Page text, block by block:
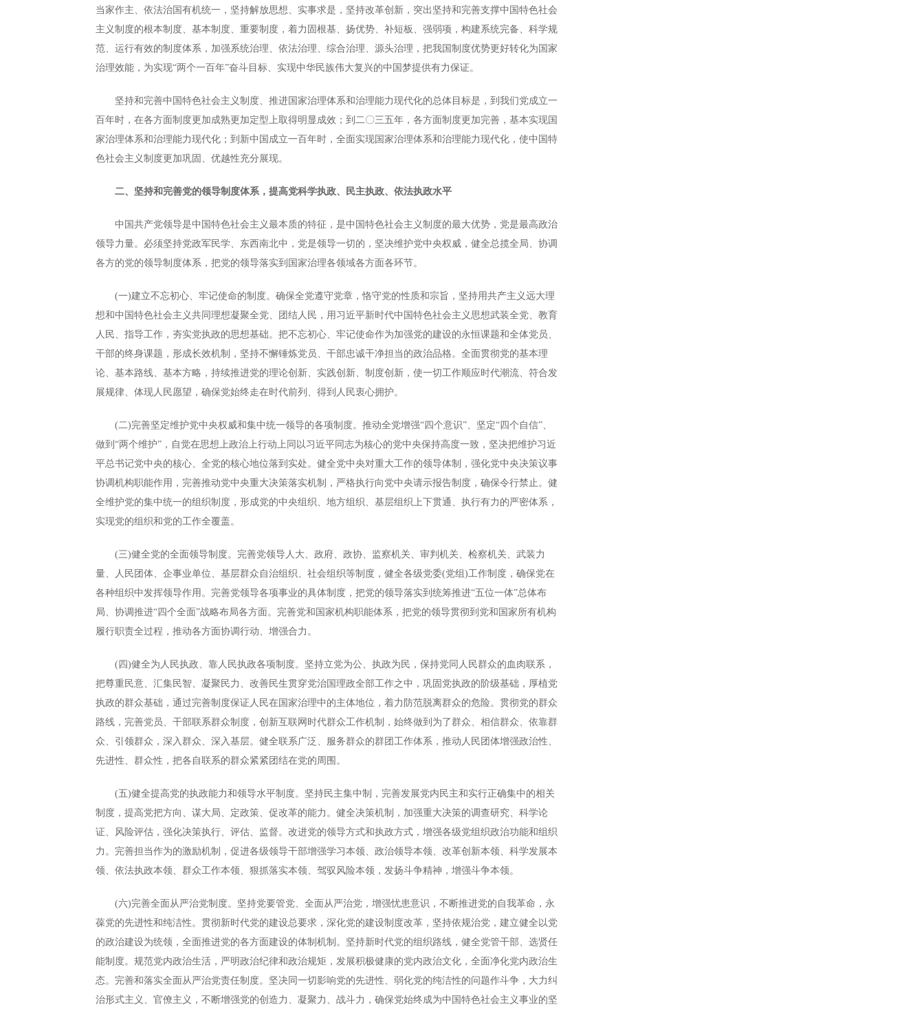
当家作主、依法治国有机统一，坚持解放思想、实事求是，坚持改革创新，突出坚持和完善支撑中国特色社会
主义制度的根本制度、基本制度、重要制度，着力固根基、扬优势、补短板、强弱项，构建系统完备、科学规
范、运行有效的制度体系，加强系统治理、依法治理、综合治理、源头治理，把我国制度优势更好转化为国家
治理效能，为实现“两个一百年”奋斗目标、实现中华民族伟大复兴的中国梦提供有力保证。
坚持和完善中国特色社会主义制度、推进国家治理体系和治理能力现代化的总体目标是，到我们党成立一
百年时，在各方面制度更加成熟更加定型上取得明显成效；到二〇三五年，各方面制度更加完善，基本实现国
家治理体系和治理能力现代化；到新中国成立一百年时，全面实现国家治理体系和治理能力现代化，使中国特
色社会主义制度更加巩固、优越性充分展现。
二、坚持和完善党的领导制度体系，提高党科学执政、民主执政、依法执政水平
中国共产党领导是中国特色社会主义最本质的特征，是中国特色社会主义制度的最大优势，党是最高政治
领导力量。必须坚持党政军民学、东西南北中，党是领导一切的，坚决维护党中央权威，健全总揽全局、协调
各方的党的领导制度体系，把党的领导落实到国家治理各领域各方面各环节。
(一)建立不忘初心、牢记使命的制度。确保全党遵守党章，恪守党的性质和宗旨，坚持用共产主义远大理
想和中国特色社会主义共同理想凝聚全党、团结人民，用习近平新时代中国特色社会主义思想武装全党、教育
人民、指导工作，夯实党执政的思想基础。把不忘初心、牢记使命作为加强党的建设的永恒课题和全体党员、
干部的终身课题，形成长效机制，坚持不懈锤炼党员、干部忠诚干净担当的政治品格。全面贯彻党的基本理
论、基本路线、基本方略，持续推进党的理论创新、实践创新、制度创新，使一切工作顺应时代潮流、符合发
展规律、体现人民愿望，确保党始终走在时代前列、得到人民衷心拥护。
(二)完善坚定维护党中央权威和集中统一领导的各项制度。推动全党增强“四个意识”、坚定“四个自信”、
做到“两个维护”，自觉在思想上政治上行动上同以习近平同志为核心的党中央保持高度一致，坚决把维护习近
平总书记党中央的核心、全党的核心地位落到实处。健全党中央对重大工作的领导体制，强化党中央决策议事
协调机构职能作用，完善推动党中央重大决策落实机制，严格执行向党中央请示报告制度，确保令行禁止。健
全维护党的集中统一的组织制度，形成党的中央组织、地方组织、基层组织上下贯通、执行有力的严密体系，
实现党的组织和党的工作全覆盖。
(三)健全党的全面领导制度。完善党领导人大、政府、政协、监察机关、审判机关、检察机关、武装力
量、人民团体、企事业单位、基层群众自治组织、社会组织等制度，健全各级党委(党组)工作制度，确保党在
各种组织中发挥领导作用。完善党领导各项事业的具体制度，把党的领导落实到统筹推进“五位一体”总体布
局、协调推进“四个全面”战略布局各方面。完善党和国家机构职能体系，把党的领导贯彻到党和国家所有机构
履行职责全过程，推动各方面协调行动、增强合力。
(四)健全为人民执政、靠人民执政各项制度。坚持立党为公、执政为民，保持党同人民群众的血肉联系，
把尊重民意、汇集民智、凝聚民力、改善民生贯穿党治国理政全部工作之中，巩固党执政的阶级基础，厚植党
执政的群众基础，通过完善制度保证人民在国家治理中的主体地位，着力防范脱离群众的危险。贯彻党的群众
路线，完善党员、干部联系群众制度，创新互联网时代群众工作机制，始终做到为了群众、相信群众、依靠群
众、引领群众，深入群众、深入基层。健全联系广泛、服务群众的群团工作体系，推动人民团体增强政治性、
先进性、群众性，把各自联系的群众紧紧团结在党的周围。
(五)健全提高党的执政能力和领导水平制度。坚持民主集中制，完善发展党内民主和实行正确集中的相关
制度，提高党把方向、谋大局、定政策、促改革的能力。健全决策机制，加强重大决策的调查研究、科学论
证、风险评估，强化决策执行、评估、监督。改进党的领导方式和执政方式，增强各级党组织政治功能和组织
力。完善担当作为的激励机制，促进各级领导干部增强学习本领、政治领导本领、改革创新本领、科学发展本
领、依法执政本领、群众工作本领、狠抓落实本领、驾驭风险本领，发扬斗争精神，增强斗争本领。
(六)完善全面从严治党制度。坚持党要管党、全面从严治党，增强忧患意识，不断推进党的自我革命，永
葆党的先进性和纯洁性。贯彻新时代党的建设总要求，深化党的建设制度改革，坚持依规治党，建立健全以党
的政治建设为统领，全面推进党的各方面建设的体制机制。坚持新时代党的组织路线，健全党管干部、选贤任
能制度。规范党内政治生活，严明政治纪律和政治规矩，发展积极健康的党内政治文化，全面净化党内政治生
态。完善和落实全面从严治党责任制度。坚决同一切影响党的先进性、弱化党的纯洁性的问题作斗争，大力纠
治形式主义、官僚主义，不断增强党的创造力、凝聚力、战斗力，确保党始终成为中国特色社会主义事业的坚